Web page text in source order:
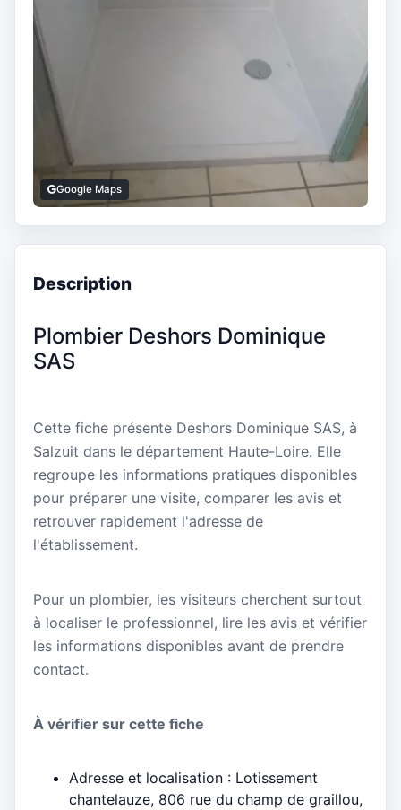
Google Maps
Description
Plombier Deshors Dominique
SAS
Cette fiche présente Deshors Dominique SAS, à
Salzuit dans le département Haute-Loire. Elle
regroupe les informations pratiques disponibles
pour préparer une visite, comparer les avis et
retrouver rapidement l'adresse de
l'établissement.
Pour un plombier, les visiteurs cherchent surtout
à localiser le professionnel, lire les avis et vérifier
les informations disponibles avant de prendre
contact.
À vérifier sur cette fiche
Adresse et localisation : Lotissement
chantelauze, 806 rue du champ de graillou,